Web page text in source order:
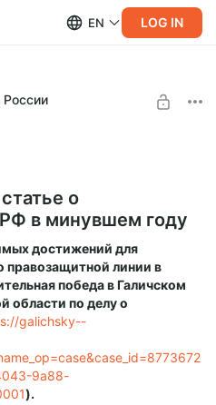
EN LOG IN
России
о
в минувшем году
достижений для
правозащитной линии в
победа в Галичском
области по делу о
galichsky--
9a88-
).